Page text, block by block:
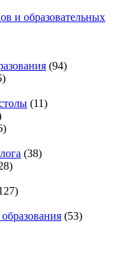
и образовательных
(94)
(11)
(38)
(53)